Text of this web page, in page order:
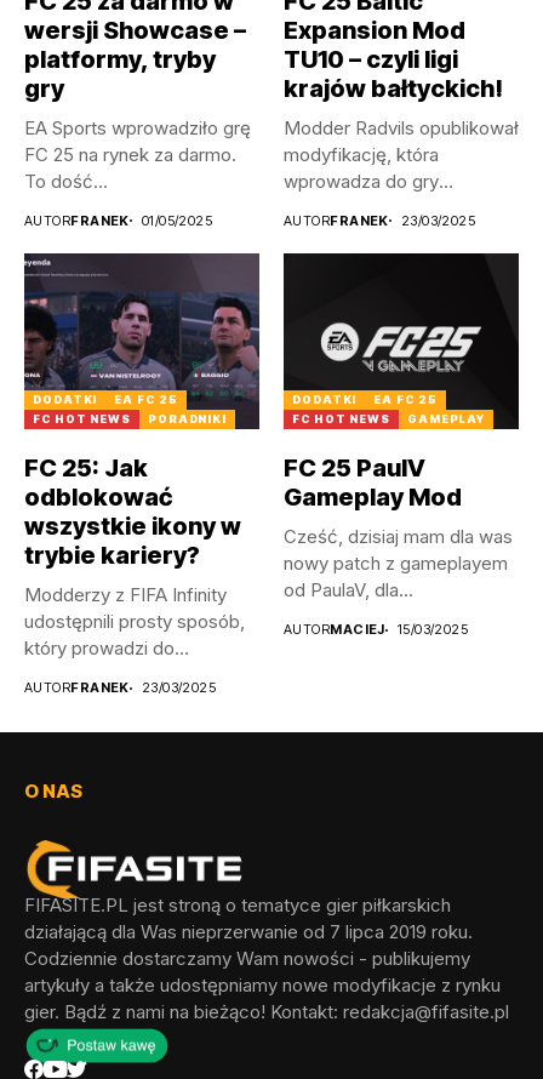
wersji Showcase –
platformy, tryby
gry
EA Sports wprowadziło grę
FC 25 na rynek za darmo.
To dość...
AUTORFRANEK 01/05/2025
Expansion Mod
TU10 – czyli ligi
krajów bałtyckich!
Modder Radvils opublikował
modyfikację, która
wprowadza do gry
AUTORFRANEK 23/03/2025
DODATKI
EA FC 25
FC HOT NEWS
PORADNIKI
FC 25: Jak
odblokować
wszystkie ikony w
trybie kariery?
Modderzy z FIFA Infinity
udostępnili prosty sposób,
który prowadzi do
AUTORFRANEK 23/03/2025
DODATKI
EA FC 25
FC HOT NEWS
GAMEPLAY
FC 25 PaulV
Gameplay Mod
Cześć, dzisiaj mam dla was
nowy patch z gameplayem
od PaulaV, dla...
AUTORMACIEJ 15/03/2025
O NAS
FIFASITE.PL jest stroną o tematyce gier piłkarskich
działającą dla Was nieprzerwanie od 7 lipca 2019 roku.
Codziennie dostarczamy Wam nowości - publikujemy
artykuły a także udostępniamy nowe modyfikacje z rynku
gier. Bądź z nami na bieżąco! Kontakt: redakcja@fifasite.pl